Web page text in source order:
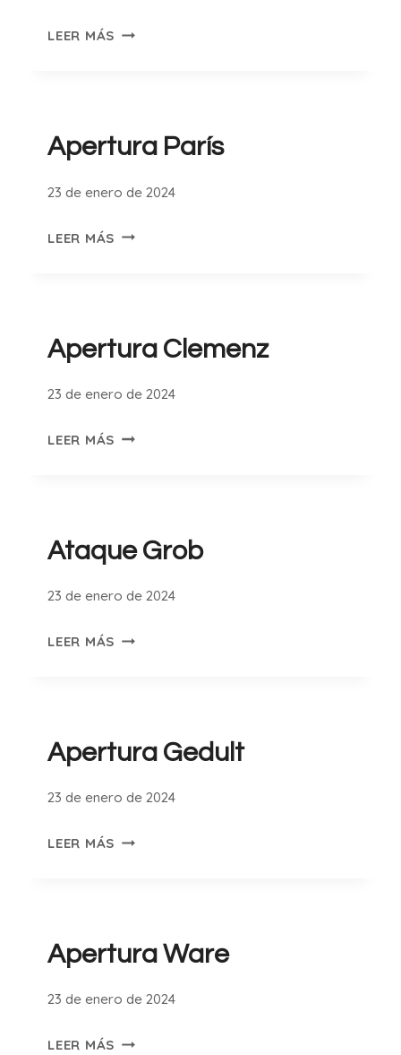
LEER MÁS APERTURA
Apertura París
23 de enero de 2024
LEER MÁS APERTURA
Apertura Clemenz
23 de enero de 2024
LEER MÁS APERTURA
Ataque Grob
23 de enero de 2024
LEER MÁS ATAQUE
Apertura Gedult
23 de enero de 2024
LEER MÁS APERTURA
Apertura Ware
23 de enero de 2024
LEER MÁS APERTURA